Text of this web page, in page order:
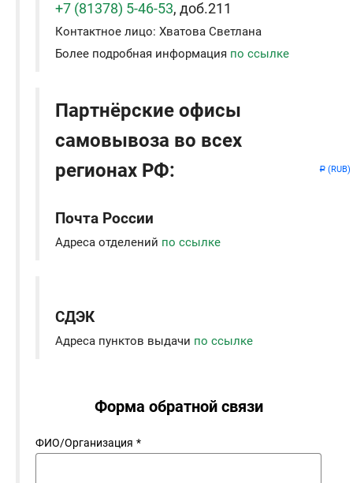
Р (RUB)
+7 (81378) 5-46-53, доб.211
Контактное лицо: Хватова Светлана
Более подробная информация по ссылке
Партнёрские офисы
самовывоза во всех
регионах РФ:
Почта России
Адреса отделений по ссылке
СДЭК
Адреса пунктов выдачи по ссылке
Форма обратной связи
ФИО/Организация *